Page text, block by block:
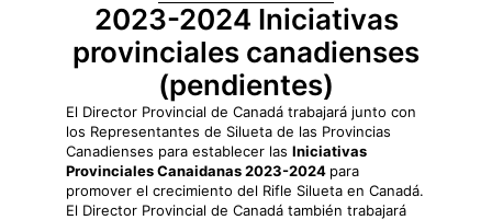
2023-2024 Iniciativas
provinciales canadienses
(pendientes)
El Director Provincial de Canadá trabajará junto con
los Representantes de Silueta de las Provincias
Canadienses para establecer las Iniciativas
Provinciales Canaidanas 2023-2024 para
promover el crecimiento del Rifle Silueta en Canadá.
El Director Provincial de Canadá también trabajará